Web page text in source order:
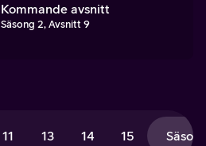
Kommande avsnitt
Säsong 2, Avsnitt 9
11 13 14 15